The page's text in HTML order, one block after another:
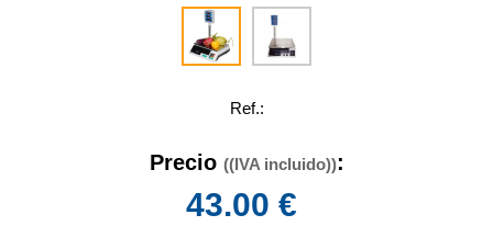
Ref.:
Precio ((IVA incluido)):
43.00 €